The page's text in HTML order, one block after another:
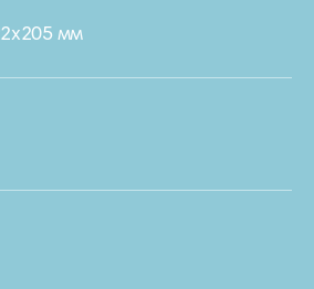
мм